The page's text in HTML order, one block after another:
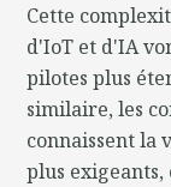
Cette
d'IoT et d'IA
pilotes plus
similaire, les
connaissent la
plus